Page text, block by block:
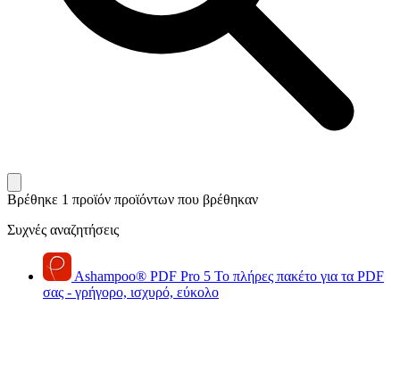
Βρέθηκε 1 προϊόν προϊόντων που βρέθηκαν
Συχνές αναζητήσεις
Ashampoo® PDF Pro 5 Το πλήρες πακέτο για τα PDF
σας - γρήγορο, ισχυρό, εύκολο